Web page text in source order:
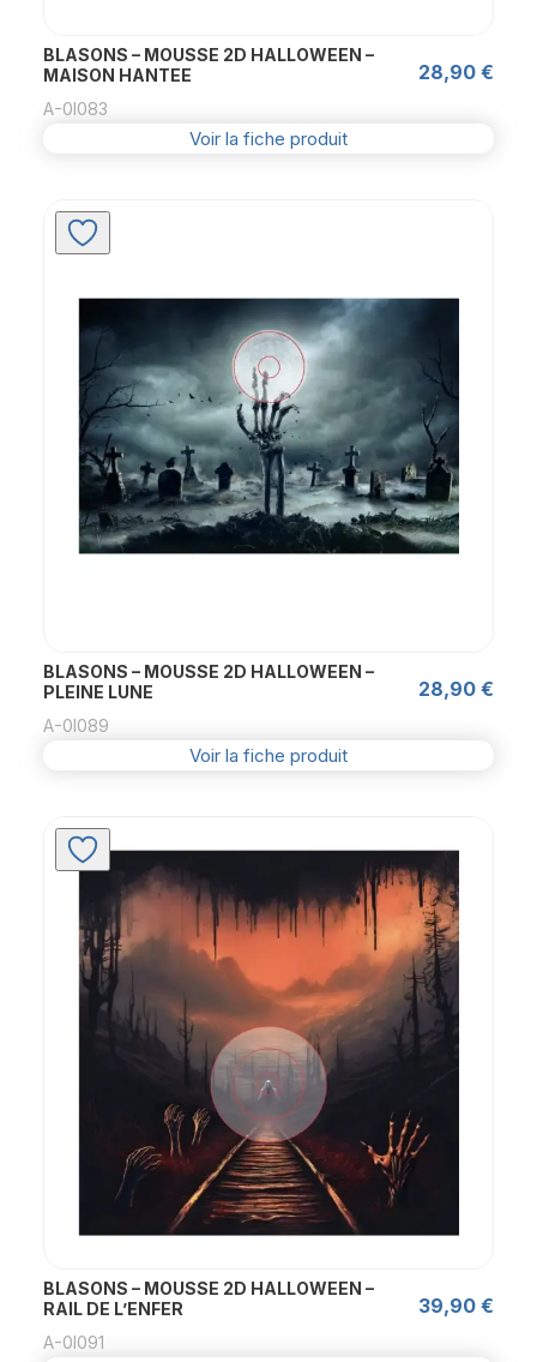
BLASONS – MOUSSE 2D HALLOWEEN –
MAISON HANTEE
28,90 €
A-0l083
Voir la fiche produit
BLASONS – MOUSSE 2D HALLOWEEN –
PLEINE LUNE
28,90 €
A-0l089
Voir la fiche produit
BLASONS – MOUSSE 2D HALLOWEEN –
RAIL DE L’ENFER
39,90 €
A-0l091